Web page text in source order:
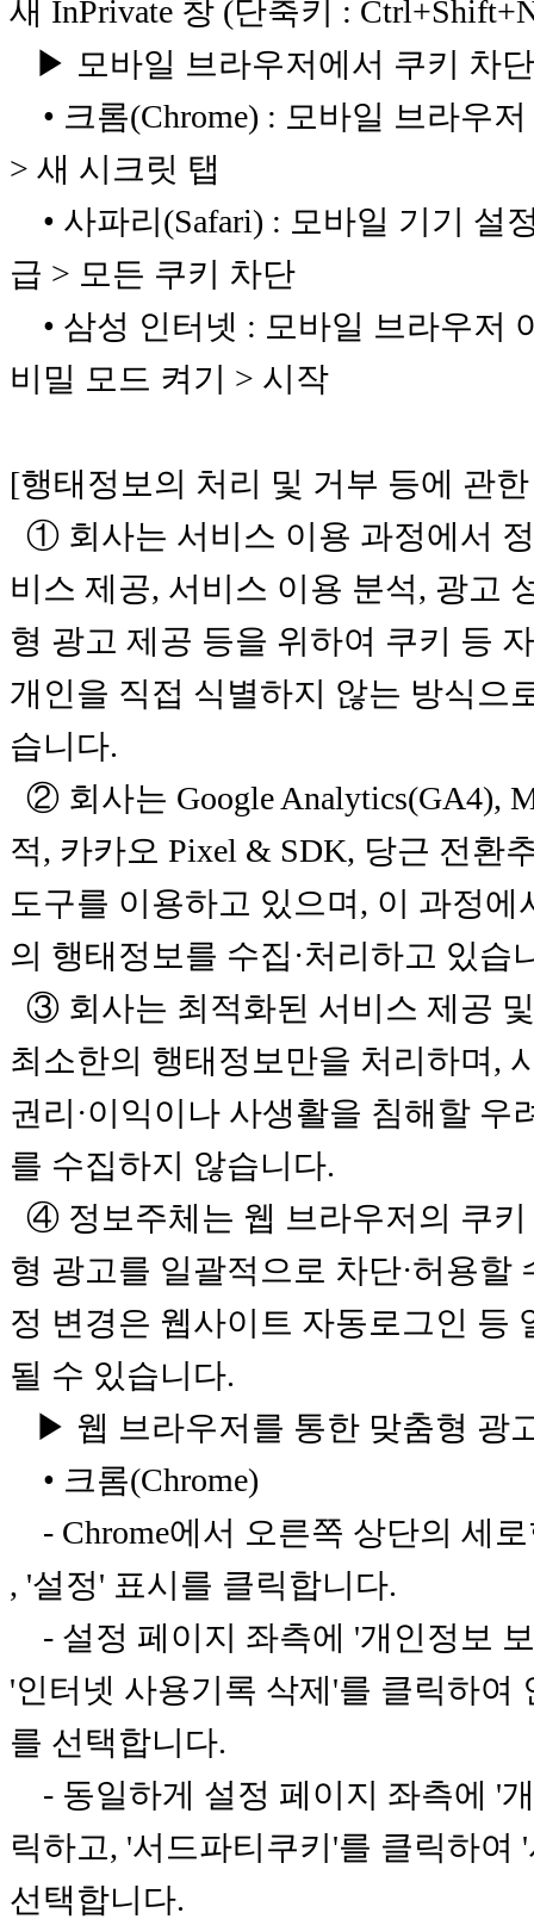
새 InPrivate 창 (단축키 :
▶ 모바일 브라우저에서 쿠키 차
• 크롬(Chrome) : 모바일 브라우저
> 새 시크릿 탭
• 사파리(Safari) : 모바일 기기 설
급 > 모든 쿠키 차단
• 삼성 인터넷 : 모바일 브라우저
비밀 모드 켜기 > 시작
[행태정보의 처리 및 거부 등에 관
① 회사는 서비스 이용 과정에서
비스 제공, 서비스 이용 분석, 광고
형 광고 제공 등을 위하여 쿠키 등
개인을 직접 식별하지 않는 방식으
습니다.
② 회사는 Google Analytics(GA4),
적, 카카오 Pixel & SDK, 당근 전환
도구를 이용하고 있으며, 이 과정
의 행태정보를 수집·처리하고 있습
③ 회사는 최적화된 서비스 제공
최소한의 행태정보만을 처리하며,
권리·이익이나 사생활을 침해할 우
를 수집하지 않습니다.
④ 정보주체는 웹 브라우저의 쿠
형 광고를 일괄적으로 차단·허용할
정 변경은 웹사이트 자동로그인 등
될 수 있습니다.
▶ 웹 브라우저를 통한 맞춤형 광
• 크롬(Chrome)
- Chrome에서 오른쪽 상단의 세
, '설정' 표시를 클릭합니다.
- 설정 페이지 좌측에 '개인정보
'인터넷 사용기록 삭제'를 클릭하여
를 선택합니다.
- 동일하게 설정 페이지 좌측에 '
릭하고, '서드파티쿠키'를 클릭하여
선택합니다.